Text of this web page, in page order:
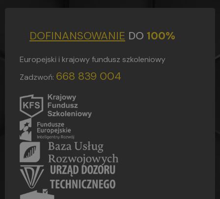
DOFINANSOWANIE DO 100%
Europejski i krajowy fundusz szkoleniowy
Zadzwoń: 668 839 004